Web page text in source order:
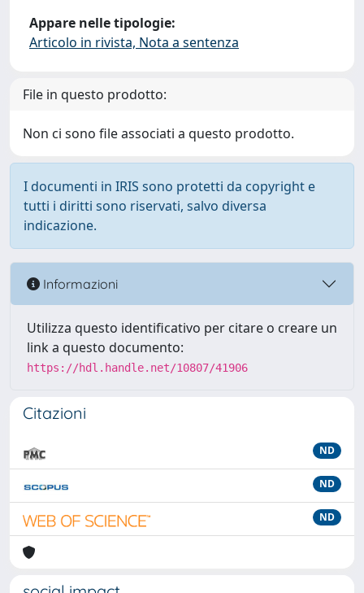
Appare nelle tipologie:
Articolo in rivista, Nota a sentenza
File in questo prodotto:
Non ci sono file associati a questo prodotto.
I documenti in IRIS sono protetti da copyright e
tutti i diritti sono riservati, salvo diversa
indicazione.
Informazioni
Utilizza questo identificativo per citare o creare un
link a questo documento:
https://hdl.handle.net/10807/41906
Citazioni
ND
ND
ND